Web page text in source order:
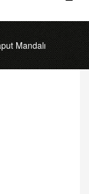
Mandalı